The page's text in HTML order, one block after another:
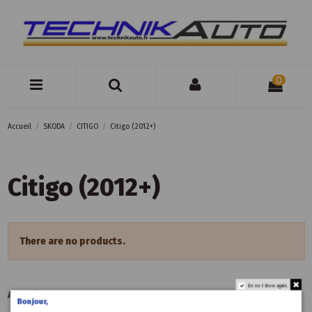
0
Accueil SKODA CITIGO Citigo (2012+)
Citigo (2012+)
There are no products.
Accueil
Do not show again.
Bonjour,